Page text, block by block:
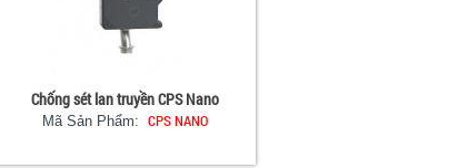
Chống sét lan truyền CPS Nano
Mã Sản Phẩm: CPS NANO